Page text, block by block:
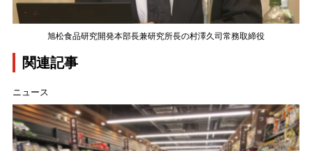
旭松食品研究開発本部長兼研究所長の村澤久司常務取締役
関連記事
ニュース